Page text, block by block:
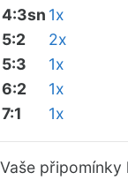
4:3sn 1x
5:2
2x
5:3
1x
6:2
1x
7:1
1x
Vaše připomínky